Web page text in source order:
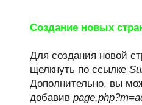
Создание новых
Для создания новой
щелкнуть по ссылке
Дополнительно, вы
добавив